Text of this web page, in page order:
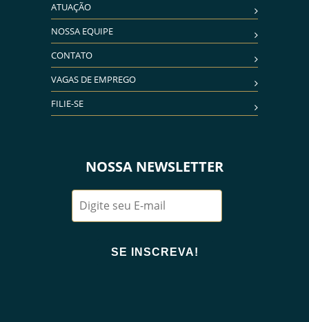
ATUAÇÃO
NOSSA EQUIPE
CONTATO
VAGAS DE EMPREGO
FILIE-SE
NOSSA NEWSLETTER